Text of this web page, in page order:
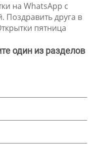
на WhatsApp с
Поздравить друга в
пятница
один из разделов